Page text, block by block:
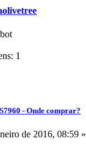
1
- Onde comprar?
de 2016, 08:59 »